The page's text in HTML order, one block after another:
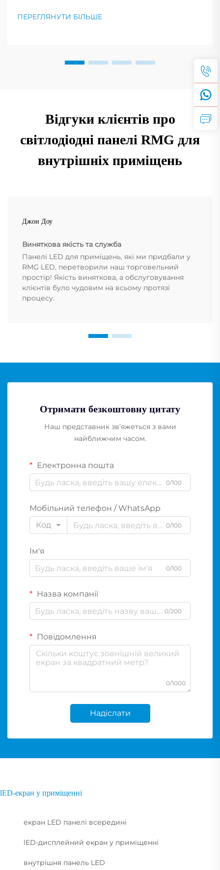
покращити продуктивність дисплея. Читайте
ПЕРЕГЛЯНУТИ БІЛЬШЕ
Відгуки клієнтів про
світлодіодні панелі RMG для
внутрішніх приміщень
Джон Доу
Виняткова якість та служба
Панелі LED для приміщень, які ми придбали у
RMG LED, перетворили наш торговельний
простір! Якість виняткова, а обслуговування
клієнтів було чудовим на всьому протязі
процесу.
Отримати безкоштовну цитату
Наш представник зв’яжеться з вами
найближчим часом.
Електронна пошта
0/100
Мобільний телефон / WhatsApp
Код
0/100
Ім'я
0/100
Назва компанії
0/200
Повідомлення
0/1000
Надіслати
lED-екран у приміщенні
екран LED панелі всередині
lED-дисплейний екран у приміщенні
внутрішня панель LED